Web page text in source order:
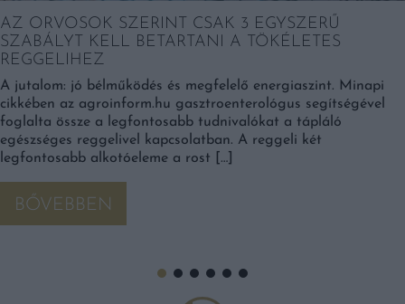
AZ ORVOSOK SZERINT CSAK 3 EGYSZERŰ
SZABÁLYT KELL BETARTANI A TÖKÉLETES
REGGELIHEZ
A jutalom: jó bélműködés és megfelelő energiaszint. Minapi
cikkében az agroinform.hu gasztroenterológus segítségével
foglalta össze a legfontosabb tudnivalókat a tápláló
egészséges reggelivel kapcsolatban. A reggeli két
legfontosabb alkotóeleme a rost […]
BŐVEBBEN